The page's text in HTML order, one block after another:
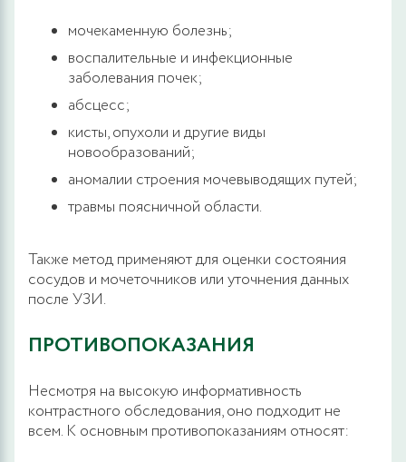
мочекаменную болезнь;
воспалительные и инфекционные
заболевания почек;
абсцесс;
кисты, опухоли и другие виды
новообразований;
аномалии строения мочевыводящих путей;
травмы поясничной области.
Также метод применяют для оценки состояния
сосудов и мочеточников или уточнения данных
после УЗИ.
ПРОТИВОПОКАЗАНИЯ
Несмотря на высокую информативность
контрастного обследования, оно подходит не
всем. К основным противопоказаниям относят: